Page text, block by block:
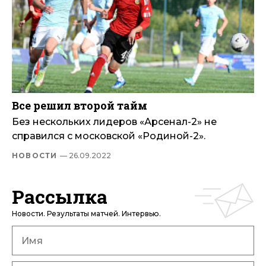
Все решил второй тайм
Без нескольких лидеров «Арсенал-2» не
справился с московской «Родиной-2».
НОВОСТИ — 26.09.2022
Рассылка
Новости. Результаты матчей. Интервью.